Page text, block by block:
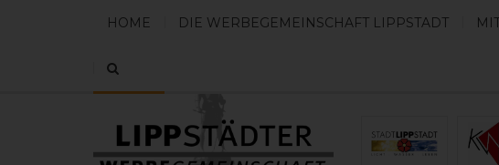
HOME DIE WERBEGEMEINSCHAFT LIPPSTADT